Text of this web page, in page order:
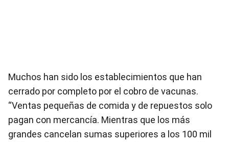
Muchos han sido los establecimientos que han
cerrado por completo por el cobro de vacunas.
“Ventas pequeñas de comida y de repuestos solo
pagan con mercancía. Mientras que los más
grandes cancelan sumas superiores a los 100 mil